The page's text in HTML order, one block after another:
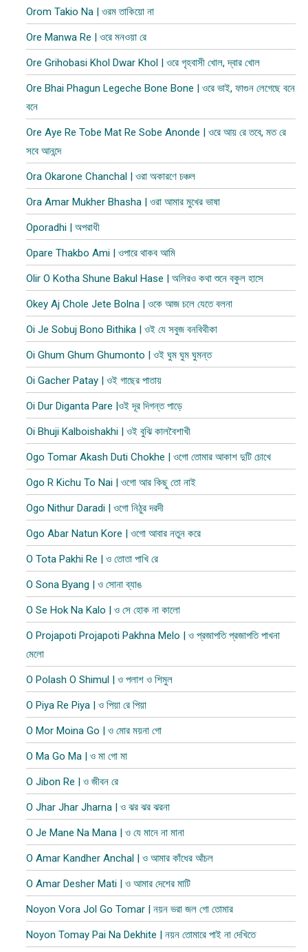
Orom Takio Na | ওরম তাকিয়ো না
Ore Manwa Re | ওরে মনওয়া রে
Ore Grihobasi Khol Dwar Khol | ওরে গৃহবাসী খোল, দ্বার খোল
Ore Bhai Phagun Legeche Bone Bone | ওরে ভাই, ফাগুন লেগেছে বনে
বনে
Ore Aye Re Tobe Mat Re Sobe Anonde | ওরে আয় রে তবে, মত রে
সবে আনন্দে
Ora Okarone Chanchal | ওরা অকারণে চঞ্চল
Ora Amar Mukher Bhasha | ওরা আমার মুখের ভাষা
Oporadhi | অপরাধী
Opare Thakbo Ami | ওপারে থাকব আমি
Olir O Kotha Shune Bakul Hase | অলিরও কথা শুনে বকুল হাসে
Okey Aj Chole Jete Bolna | ওকে আজ চলে যেতে বলনা
Oi Je Sobuj Bono Bithika | ওই যে সবুজ বনবিথীকা
Oi Ghum Ghum Ghumonto | ওই ঘুম ঘুম ঘুমন্ত
Oi Gacher Patay | ওই গাছের পাতায়
Oi Dur Diganta Pare |ওই দূর দিগন্ত পাড়ে
Oi Bhuji Kalboishakhi | ওই বুঝি কালবৈশাখী
Ogo Tomar Akash Duti Chokhe | ওগো তোমার আকাশ দুটি চোখে
Ogo R Kichu To Nai | ওগো আর কিছু তো নাই
Ogo Nithur Daradi | ওগো নিঠুর দরদী
Ogo Abar Natun Kore | ওগো আবার নতুন করে
O Tota Pakhi Re | ও তোতা পাখি রে
O Sona Byang | ও সোনা ব্যাঙ
O Se Hok Na Kalo | ও সে হোক না কালো
O Projapoti Projapoti Pakhna Melo | ও প্রজাপতি প্রজাপতি পাখনা
মেলো
O Polash O Shimul | ও পলাশ ও শিমুল
O Piya Re Piya | ও পিয়া রে পিয়া
O Mor Moina Go | ও মোর ময়না গো
O Ma Go Ma | ও মা গো মা
O Jibon Re | ও জীবন রে
O Jhar Jhar Jharna | ও ঝর ঝর ঝরনা
O Je Mane Na Mana | ও যে মানে না মানা
O Amar Kandher Anchal | ও আমার কাঁধের আঁচল
O Amar Desher Mati | ও আমার দেশের মাটি
Noyon Vora Jol Go Tomar | নয়ন ভরা জল গো তোমার
Noyon Tomay Pai Na Dekhite | নয়ন তোমারে পাই না দেখিতে